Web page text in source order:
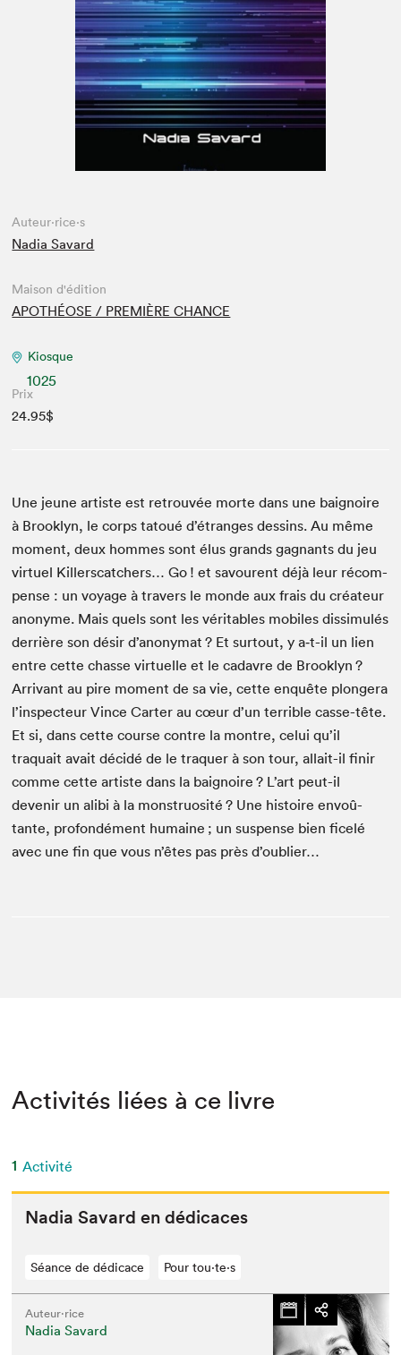
Espace enseignant·e·s
Espace pro
Auteur·rice·s
Nadia Savard
Maison d'édition
APOTHÉOSE / PREMIÈRE CHANCE
Kiosque
1025
Prix
24.95$
Une jeune artiste est retrou­vée morte dans une baig­noire
à Brook­lyn, le corps tatoué d’étranges dessins. Au même
moment, deux hommes sont élus grands gag­nants du jeu
virtuel Killer­scatch­ers… Go ! et savourent déjà leur récom­
pense : un voy­age à tra­vers le monde aux frais du créa­teur
anonyme. Mais quels sont les véri­ta­bles mobiles dis­simulés
der­rière son désir d’anonymat ? Et surtout, y a‑t-il un lien
entre cette chas­se virtuelle et le cadavre de Brook­lyn ?
Arrivant au pire moment de sa vie, cette enquête plongera
l’inspecteur Vince Carter au cœur d’un ter­ri­ble casse-tête.
Et si, dans cette course con­tre la mon­tre, celui qu’il
traquait avait décidé de le tra­quer à son tour, allait-il finir
comme cette artiste dans la baig­noire ? L’art peut-il
devenir un ali­bi à la mon­stru­osité ? Une his­toire envoû­
tante, pro­fondé­ment humaine ; un sus­pense bien ficelé
avec une fin que vous n’êtes pas près d’oublier…
Activités liées à ce livre
1 Activité
Nadia Savard en dédicaces
Séance de dédicace Pour tou⋅te⋅s
Auteur·rice
Nadia Savard